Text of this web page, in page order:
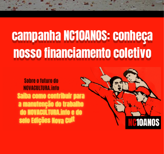
campanha NC10ANOS: conheça
nosso financiamento coletivo